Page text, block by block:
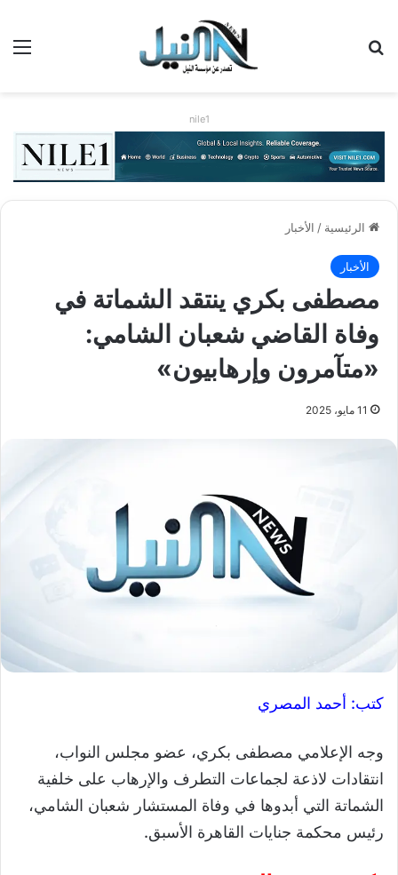
nile1
الرئيسية / الأخبار
الأخبار
مصطفى بكري ينتقد الشماتة في
وفاة القاضي شعبان الشامي:
«متآمرون وإرهابيون»
11 مايو، 2025
كتب: أحمد المصري
وجه الإعلامي مصطفى بكري، عضو مجلس النواب،
انتقادات لاذعة لجماعات التطرف والإرهاب على خلفية
الشماتة التي أبدوها في وفاة المستشار شعبان الشامي،
رئيس محكمة جنايات القاهرة الأسبق.